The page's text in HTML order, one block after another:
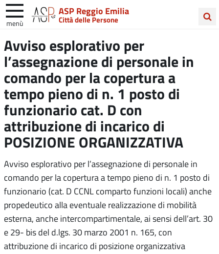
ASP Reggio Emilia
Città delle Persone
menù
nel
sito
Avviso esplorativo per
l’assegnazione di personale in
comando per la copertura a
tempo pieno di n. 1 posto di
funzionario cat. D con
attribuzione di incarico di
POSIZIONE ORGANIZZATIVA
Avviso esplorativo per l’assegnazione di personale in
comando per la copertura a tempo pieno di n. 1 posto di
funzionario (cat. D CCNL comparto funzioni locali) anche
propedeutico alla eventuale realizzazione di mobilità
esterna, anche intercompartimentale, ai sensi dell’art. 30
e 29- bis del d.lgs. 30 marzo 2001 n. 165, con
attribuzione di incarico di posizione organizzativa